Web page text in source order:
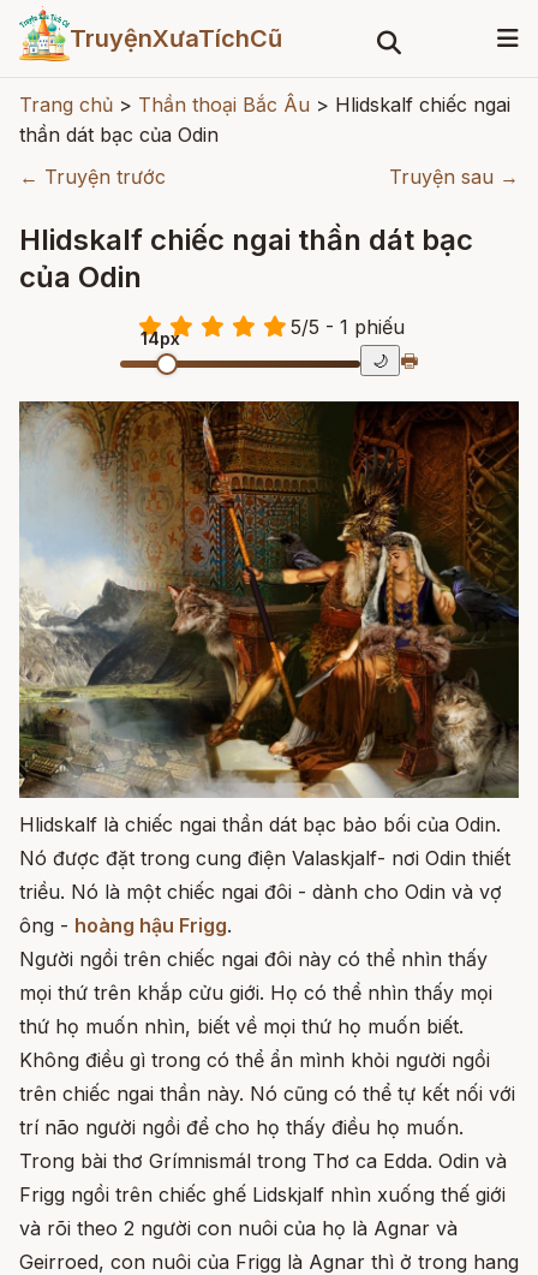
TruyệnXưaTíchCũ
Trang chủ > Thần thoại Bắc Âu > Hlidskalf chiếc ngai
thần dát bạc của Odin
← Truyện trước
Truyện sau →
Hlidskalf chiếc ngai thần dát bạc
của Odin
5/5 - 1 phiếu
14px
🌙 🖶
Hlidskalf là chiếc ngai thần dát bạc bảo bối của Odin.
Nó được đặt trong cung điện Valaskjalf- nơi Odin thiết
triều. Nó là một chiếc ngai đôi - dành cho Odin và vợ
ông - hoàng hậu Frigg.
Người ngồi trên chiếc ngai đôi này có thể nhìn thấy
mọi thứ trên khắp cửu giới. Họ có thể nhìn thấy mọi
thứ họ muốn nhìn, biết về mọi thứ họ muốn biết.
Không điều gì trong có thể ẩn mình khỏi người ngồi
trên chiếc ngai thần này. Nó cũng có thể tự kết nối với
trí não người ngồi để cho họ thấy điều họ muốn.
Trong bài thơ Grímnismál trong Thơ ca Edda. Odin và
Frigg ngồi trên chiếc ghế Lidskjalf nhìn xuống thế giới
và rõi theo 2 người con nuôi của họ là Agnar và
Geirroed, con nuôi của Frigg là Agnar thì ở trong hang